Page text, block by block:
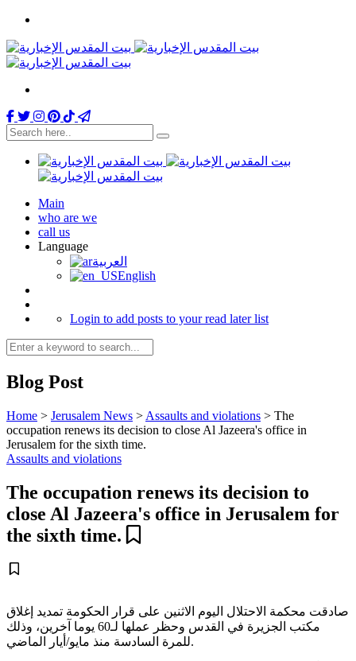
Main
who are we
call us
Language
العربية
English
Login to add posts to your read later list
Blog Post
Home > Jerusalem News > Assaults and violations > The
occupation renews its decision to close Al Jazeera's office in
Jerusalem for the sixth time.
Assaults and violations
The occupation renews its decision to
close Al Jazeera's office in Jerusalem for
the sixth time.
صادقت محكمة الاحتلال اليوم الاثنين على قرار الحكومة تمديد إغلاق
مكتب الجزيرة في القدس وحظر عملها لـ60 يوما آخرين، وذلك
للمرة السادسة منذ مايو/أيار الماضي.